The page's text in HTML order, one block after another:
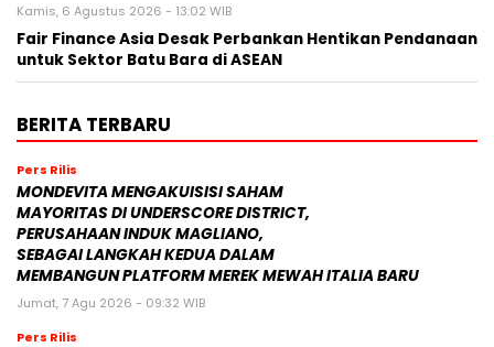
Kamis, 6 Agustus 2026 - 13:02 WIB
Fair Finance Asia Desak Perbankan Hentikan Pendanaan
untuk Sektor Batu Bara di ASEAN
BERITA TERBARU
Pers Rilis
MONDEVITA MENGAKUISISI SAHAM
MAYORITAS DI UNDERSCORE DISTRICT,
PERUSAHAAN INDUK MAGLIANO,
SEBAGAI LANGKAH KEDUA DALAM
MEMBANGUN PLATFORM MEREK MEWAH ITALIA BARU
Jumat, 7 Agu 2026 - 09:32 WIB
Pers Rilis